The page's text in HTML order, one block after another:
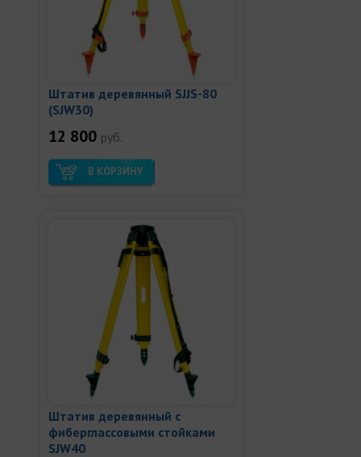
Штатив деревянный SJJS-80
(SJW30)
12 800 руб.
В КОРЗИНУ
Штатив деревянный с
фиберглассовыми стойками
SJW40